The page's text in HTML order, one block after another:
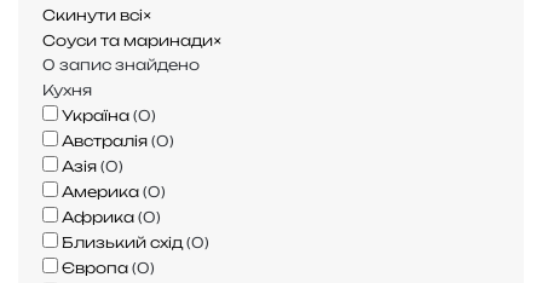
Скинути всі×
Соуси та маринади×
0 запис знайдено
Кухня
Україна (0)
Австралія (0)
Азія (0)
Америка (0)
Африка (0)
Близький схід (0)
Європа (0)